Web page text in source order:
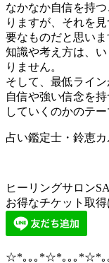
なかなか自信を持
りますが、それを
要なものだと思いま
知識や考え方は、
りません。
そして、最低ライ
自信や強い信念を
していくのかのテ
占い鑑定士・鈴恵
ヒーリングサロン
お得なチケット取得
☆*｡｡｡*☆*｡｡｡*☆*